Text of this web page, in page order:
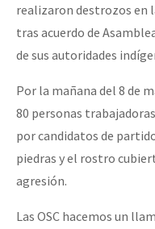
realizaron destrozos en
tras acuerdo de
de sus autoridades
Por la mañana del 8 de
80 personas
por candidatos de
piedras y el rostro
agresión.
Las OSC hacemos un